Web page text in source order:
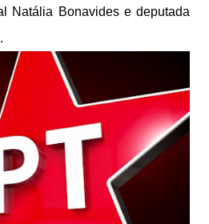
Natália Bonavides e deputada